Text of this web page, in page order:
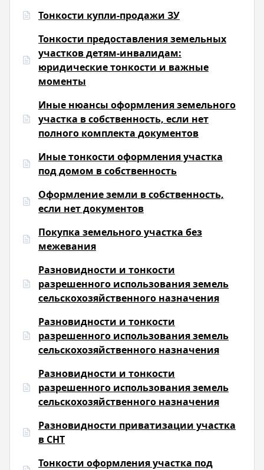
Тонкости купли-продажи ЗУ
Тонкости предоставления земельных
участков детям-инвалидам:
юридические тонкости и важные
моменты
Иные нюансы оформления земельного
участка в собственность, если нет
полного комплекта документов
Иные тонкости оформления участка
под домом в собственность
Оформление земли в собственность,
если нет документов
Покупка земельного участка без
межевания
Разновидности и тонкости
разрешенного использования земель
сельскохозяйственного назначения
Разновидности и тонкости
разрешенного использования земель
сельскохозяйственного назначения
Разновидности и тонкости
разрешенного использования земель
сельскохозяйственного назначения
Разновидности приватизации участка
в СНТ
Тонкости оформления участка под